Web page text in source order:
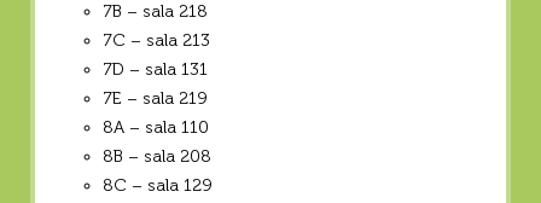
7B – sala 218
7C – sala 213
7D – sala 131
7E – sala 219
8A – sala 110
8B – sala 208
8C – sala 129